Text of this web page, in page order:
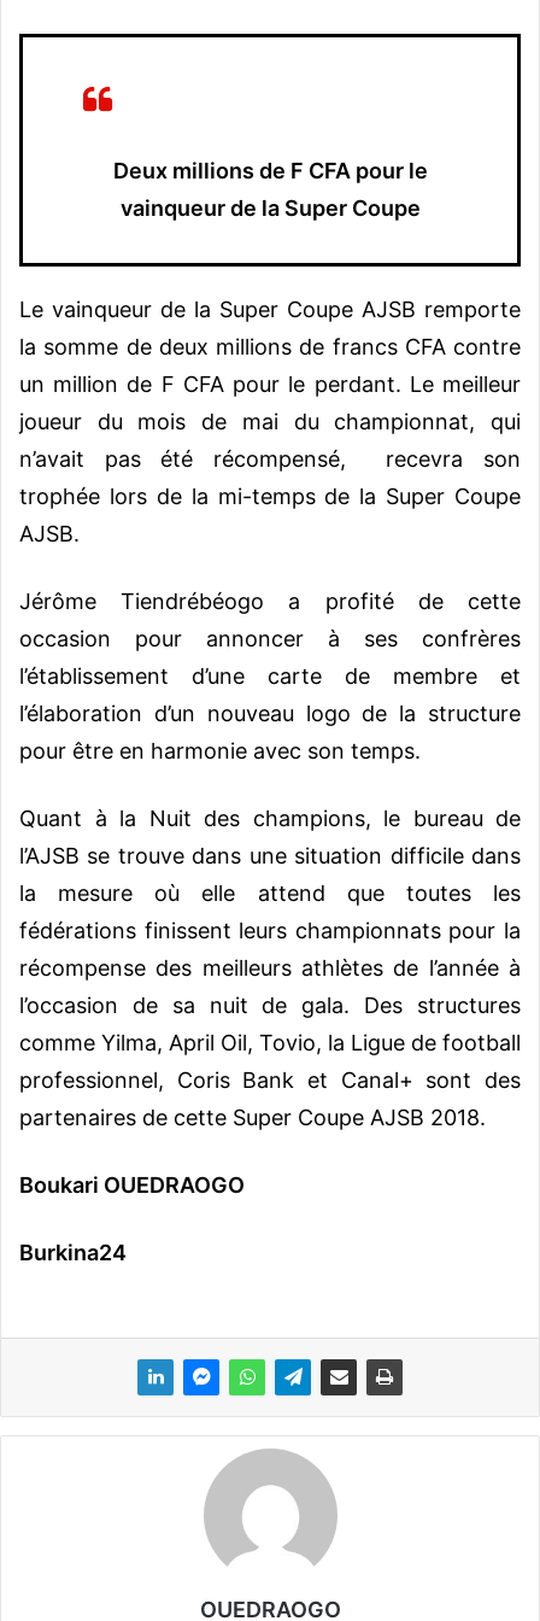
Deux millions de F CFA pour le
vainqueur de la Super Coupe
Le vainqueur de la Super Coupe AJSB remporte
la somme de deux millions de francs CFA contre
un million de F CFA pour le perdant. Le meilleur
joueur du mois de mai du championnat, qui
n’avait pas été récompensé, recevra son
trophée lors de la mi-temps de la Super Coupe
AJSB.
Jérôme Tiendrébéogo a profité de cette
occasion pour annoncer à ses confrères
l’établissement d’une carte de membre et
l’élaboration d’un nouveau logo de la structure
pour être en harmonie avec son temps.
Quant à la Nuit des champions, le bureau de
l’AJSB se trouve dans une situation difficile dans
la mesure où elle attend que toutes les
fédérations finissent leurs championnats pour la
récompense des meilleurs athlètes de l’année à
l’occasion de sa nuit de gala. Des structures
comme Yilma, April Oil, Tovio, la Ligue de football
professionnel, Coris Bank et Canal+ sont des
partenaires de cette Super Coupe AJSB 2018.
Boukari OUEDRAOGO
Burkina24
OUEDRAOGO